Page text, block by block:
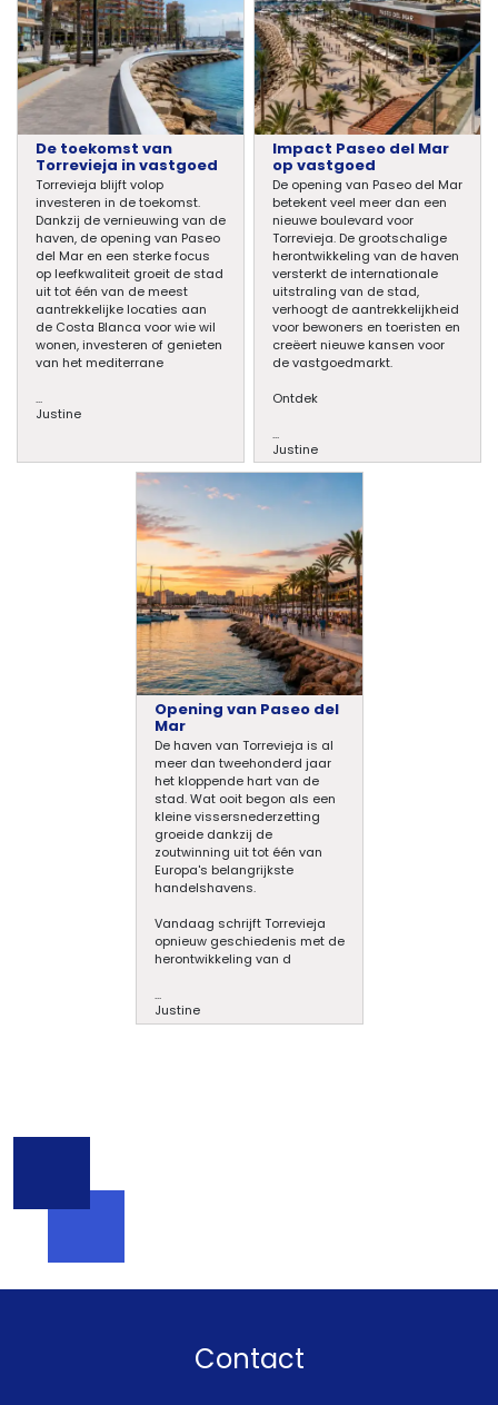
De toekomst van
Torrevieja in vastgoed
Torrevieja blijft volop
investeren in de toekomst.
Dankzij de vernieuwing van de
haven, de opening van Paseo
del Mar en een sterke focus
op leefkwaliteit groeit de stad
uit tot één van de meest
aantrekkelijke locaties aan
de Costa Blanca voor wie wil
wonen, investeren of genieten
van het mediterrane
...
Justine
Impact Paseo del Mar
op vastgoed
De opening van Paseo del Mar
betekent veel meer dan een
nieuwe boulevard voor
Torrevieja. De grootschalige
herontwikkeling van de haven
versterkt de internationale
uitstraling van de stad,
verhoogt de aantrekkelijkheid
voor bewoners en toeristen en
creëert nieuwe kansen voor
de vastgoedmarkt.
Ontdek
...
Justine
Opening van Paseo del
Mar
De haven van Torrevieja is al
meer dan tweehonderd jaar
het kloppende hart van de
stad. Wat ooit begon als een
kleine vissersnederzetting
groeide dankzij de
zoutwinning uit tot één van
Europa's belangrijkste
handelshavens.
Vandaag schrijft Torrevieja
opnieuw geschiedenis met de
herontwikkeling van d
...
Justine
Contact